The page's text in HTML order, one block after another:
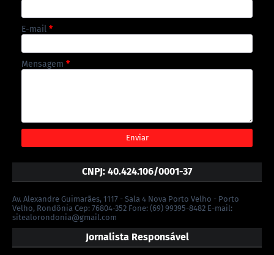
E-mail *
Mensagem *
CNPJ: 40.424.106/0001-37
Av. Alexandre Guimarães, 1117 - Sala 4 Nova Porto Velho - Porto
Velho, Rondônia Cep: 76804-352 Fone: (69) 99395-8482 E-mail:
sitealorondonia@gmail.com
Jornalista Responsável